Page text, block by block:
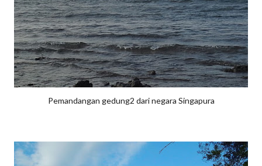
Pemandangan gedung2 dari negara Singapura